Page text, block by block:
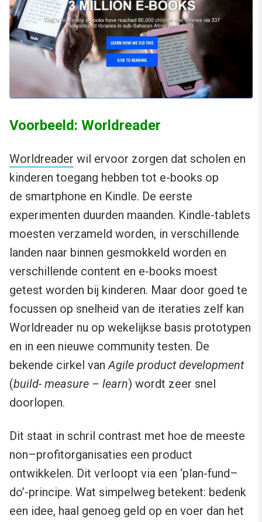
Voorbeeld: Worldreader
Worldreader wil ervoor zorgen dat scholen en
kinderen toegang hebben tot e-books op
de smartphone en Kindle. De eerste
experimenten duurden maanden. Kindle-tablets
moesten verzameld worden, in verschillende
landen naar binnen gesmokkeld worden en
verschillende content en e-books moest
getest worden bij kinderen. Maar door goed te
focussen op snelheid van de iteraties zelf kan
Worldreader nu op wekelijkse basis prototypen
en in een nieuwe community testen. De
bekende cirkel vanAgile product development
(build- measure – learn) wordt zeer snel
doorlopen.
Dit staat in schril contrast met hoe de meeste
non–profitorganisaties een product
ontwikkelen. Dit verloopt via een ‘plan-fund–
do’-principe. Wat simpelweg betekent: bedenk
een idee, haal genoeg geld op en voer dan het